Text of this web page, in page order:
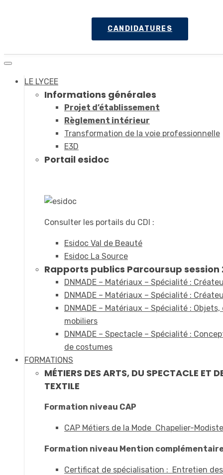
CANDIDATURES
LE LYCEE
Informations générales
Projet d’établissement
Règlement intérieur
Transformation de la voie professionnelle
E3D
Portail esidoc
Consulter les portails du CDI :
Esidoc Val de Beauté
Esidoc La Source
Rapports publics Parcoursup session
DNMADE – Matériaux – Spécialité :
DNMADE – Matériaux – Spécialité :
DNMADE – Matériaux – Spécialité :
mobiliers
DNMADE – Spectacle – Spécialité :
de costumes
FORMATIONS
MÉTIERS DES ARTS, DU SPECTACLE ET
TEXTILE
Formation niveau CAP
CAP Métiers de la Mode Chapelier-Modiste
Formation niveau Mention
Certificat de spécialisation : Entretien